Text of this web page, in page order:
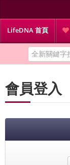
LifeDNA 首頁
會員登入